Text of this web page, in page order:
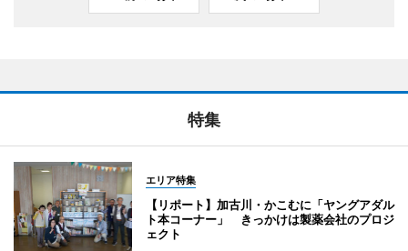
特集
エリア特集
【リポート】加古川・かこむに「ヤングアダル
ト本コーナー」 きっかけは製薬会社のプロジ
ェクト